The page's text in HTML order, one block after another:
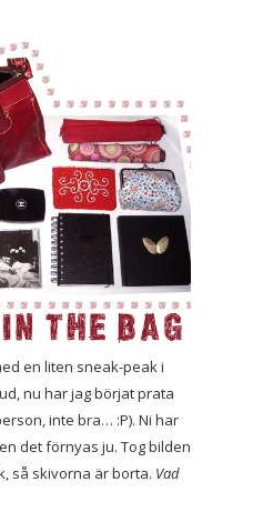
en liten sneak-peak i
nu har jag börjat prata
inte bra… :P). Ni har
det förnyas ju. Tog bilden
så skivorna är borta. Vad